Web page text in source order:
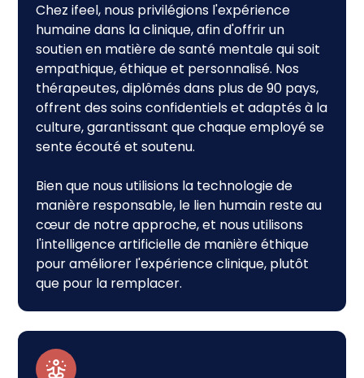
Chez ifeel, nous privilégions l'expérience
humaine dans la clinique, afin d'offrir un
soutien en matière de santé mentale qui soit
empathique, éthique et personnalisé. Nos
thérapeutes, diplômés dans plus de 90 pays,
offrent des soins confidentiels et adaptés à la
culture, garantissant que chaque employé se
sente écouté et soutenu.
Bien que nous utilisions la technologie de
manière responsable, le lien humain reste au
cœur de notre approche, et nous utilisons
l'intelligence artificielle de manière éthique
pour améliorer l'expérience clinique, plutôt
que pour la remplacer.